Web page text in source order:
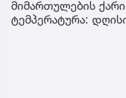
მიმართულების
ტემპერატურა: